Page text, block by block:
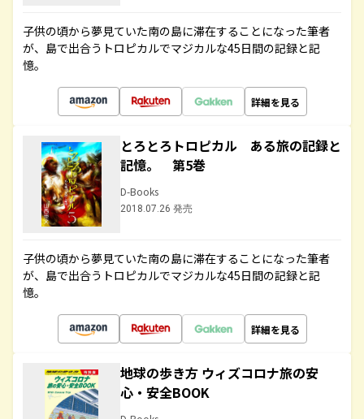
子供の頃から夢見ていた南の島に滞在することになった筆者
が、島で出合うトロピカルでマジカルな45日間の記録と記
憶。
詳細を見る
とろとろトロピカル ある旅の記録と
記憶。 第5巻
D-Books
2018.07.26 発売
子供の頃から夢見ていた南の島に滞在することになった筆者
が、島で出合うトロピカルでマジカルな45日間の記録と記
憶。
詳細を見る
地球の歩き方 ウィズコロナ旅の安
心・安全BOOK